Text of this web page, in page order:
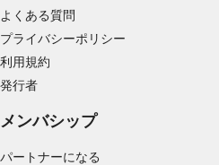
よくある質問
プライバシーポリシー
利用規約
発行者
メンバシップ
パートナーになる